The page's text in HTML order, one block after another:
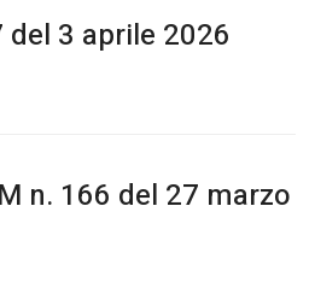
del 3 aprile 2026
n. 166 del 27 marzo